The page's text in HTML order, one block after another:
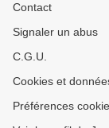
Contact
Signaler un abus
C.G.U.
Cookies et
Préférences